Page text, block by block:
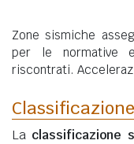
Zone sismiche
per le normative
riscontrati.
La classificazione